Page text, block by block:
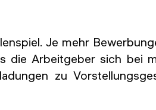
Je mehr
die Arbeitgeber sich bei
zu